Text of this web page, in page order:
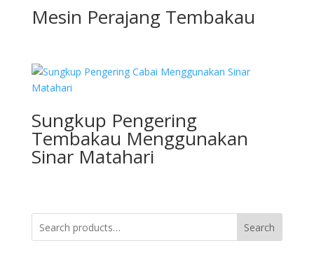
Mesin Perajang Tembakau
Sungkup Pengering
Tembakau Menggunakan
Sinar Matahari
Search